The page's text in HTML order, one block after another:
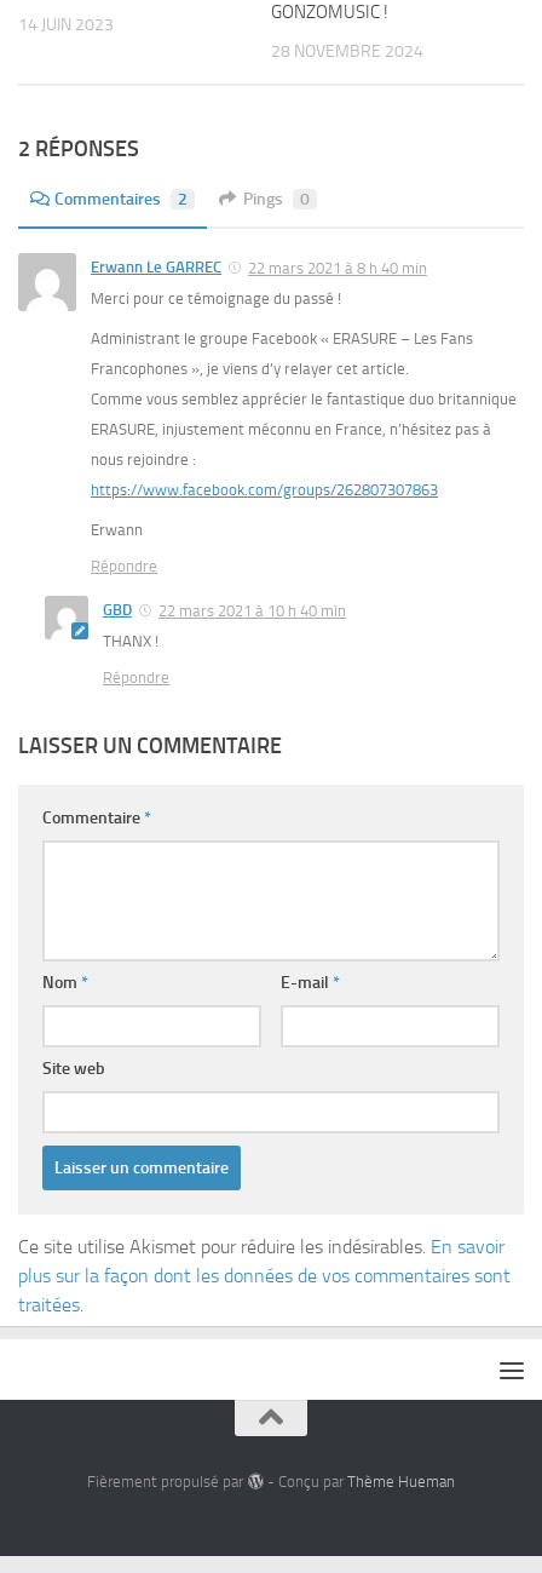
14 JUIN 2023
GONZOMUSIC !
28 NOVEMBRE 2024
2 RÉPONSES
Commentaires 2 Pings 0
Erwann Le GARREC
22 mars 2021 à 8 h 40 min
Merci pour ce témoignage du passé !
Administrant le groupe Facebook « ERASURE – Les Fans
Francophones », je viens d’y relayer cet article.
Comme vous semblez apprécier le fantastique duo britannique
ERASURE, injustement méconnu en France, n’hésitez pas à
nous rejoindre :
https://www.facebook.com/groups/262807307863
Erwann
Répondre
GBD
22 mars 2021 à 10 h 40 min
THANX !
Répondre
LAISSER UN COMMENTAIRE
Commentaire*
Nom * E-mail *
Site web
Ce site utilise Akismet pour réduire les indésirables. En savoir
plus sur la façon dont les données de vos commentaires sont
traitées.
Fièrement propulsé par - Conçu par Thème Hueman